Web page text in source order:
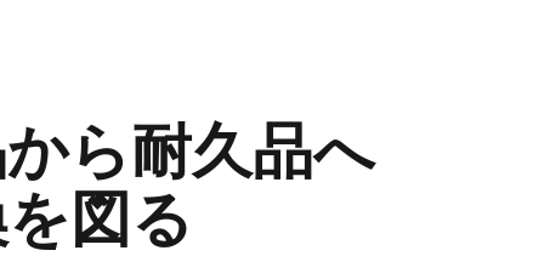
ら耐久品へ
図る